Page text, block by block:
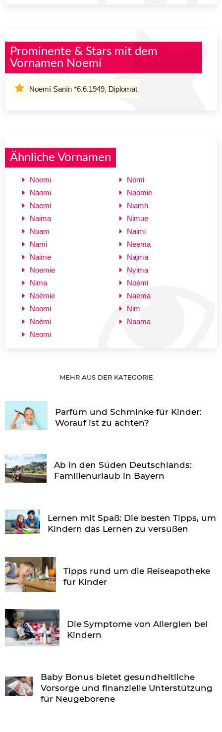
Prominente & Stars mit dem
Vornamen Noemí
Noemí Sanín *6.6.1949, Diplomat
Ähnliche Vornamen
Noemi
Naomi
Naemi
Naima
Noam
Nami
Naime
Noemie
Nima
Noémie
Noomi
Noémi
Neomi
Nomi
Naomie
Niamh
Nimue
Naimi
Neema
Najma
Nyima
Noèmi
Naema
Nim
Naama
MEHR AUS DER KATEGORIE
Parfüm und Schminke für Kinder:
Worauf ist zu achten?
Ab in den Süden Deutschlands:
Familienurlaub in Bayern
Lernen mit Spaß: Die besten Tipps, um
Kindern das Lernen zu versüßen
Tipps rund um die Reiseapotheke
für Kinder
Die Symptome von Allergien bei
Kindern
Baby Bonus bietet gesundheitliche
Vorsorge und finanzielle Unterstützung
für Neugeborene